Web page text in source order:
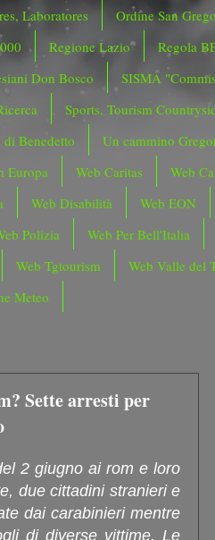
Laboratores Ordine San
Regione Lazio
Regola
Don Bosco SISMA
Sports, Tourism
Benedetto Un cammino
Europa Web Caritas Web
Web Disabilità Web EON
Polizia Web Per Bell'Italia
Web Tgtourism Web Valle del
Meteo
Sette arresti per
2 giugno ai rom e loro
due cittadini stranieri e
dai carabinieri mentre
di diverse vittime. Le